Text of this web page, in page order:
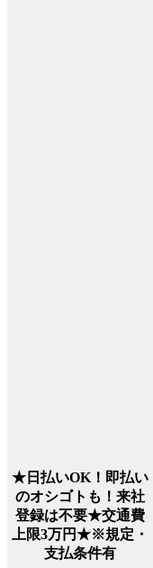
★日払いOK！即払い
のオシゴトも！来社
登録は不要★交通費
上限3万円★※規定・
支払条件有